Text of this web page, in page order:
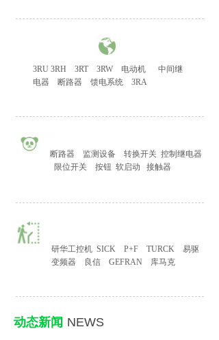
3RU 3RH 3RT 3RW 电动机
中间继
电器
断路器 馈电系统 3RA
断路器 监测设备 转换开关 控制继电器
限位开关
按钮 软启动 接触器
研华工控机 SICK P+F TURCK
易驱
变频器
良信 GEFRAN 库马克
动态新闻 NEWS